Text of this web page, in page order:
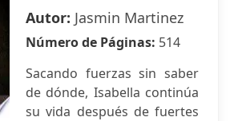
Autor: Jasmin Martinez
Número de Páginas: 514
Sacando fuerzas sin saber
de dónde, Isabella continúa
su vida después de fuertes